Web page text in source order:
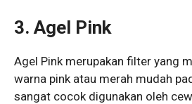
3. Agel Pink
Agel Pink merupakan filter yang
warna pink atau merah mudah
sangat cocok digunakan oleh